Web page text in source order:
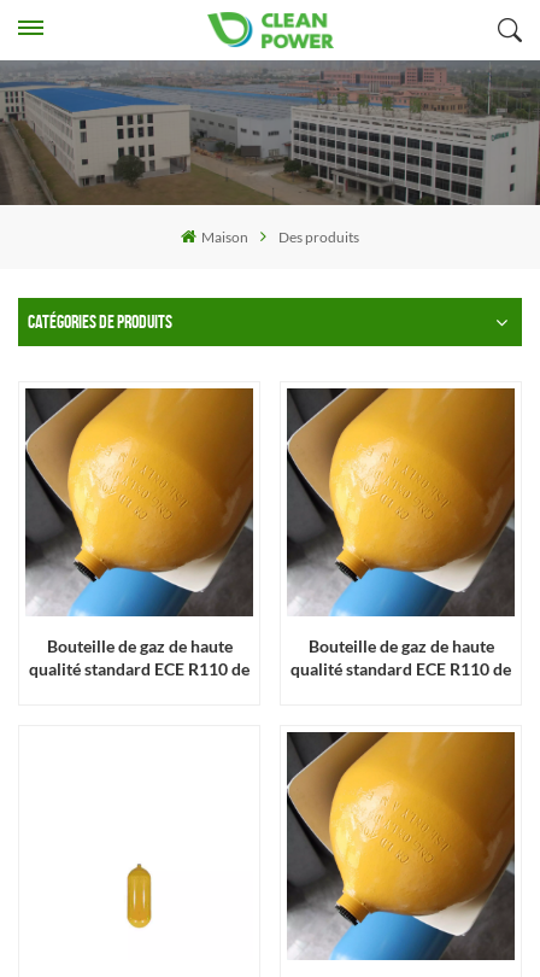
Maison Des produits
CATÉGORIES DE PRODUITS
Bouteille de gaz de haute
qualité standard ECE R110 de
Bouteille de gaz de haute
qualité standard ECE R110 de